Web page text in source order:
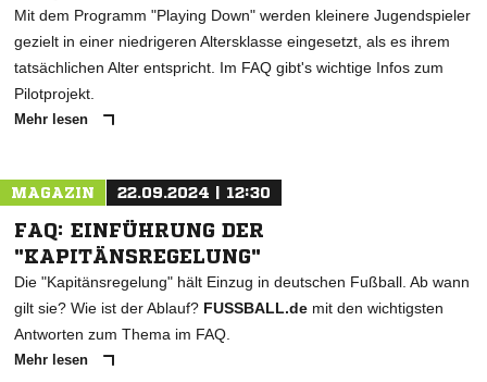
Mit dem Programm "Playing Down" werden kleinere Jugendspieler
gezielt in einer niedrigeren Altersklasse eingesetzt, als es ihrem
tatsächlichen Alter entspricht. Im FAQ gibt's wichtige Infos zum
Pilotprojekt.
Mehr lesen
MAGAZIN 22.09.2024 | 12:30
FAQ: EINFÜHRUNG DER
"KAPITÄNSREGELUNG"
Die "Kapitänsregelung" hält Einzug in deutschen Fußball. Ab wann
gilt sie? Wie ist der Ablauf? FUSSBALL.de mit den wichtigsten
Antworten zum Thema im FAQ.
Mehr lesen